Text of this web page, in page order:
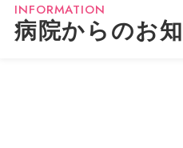
INFORMATION
病院からのお